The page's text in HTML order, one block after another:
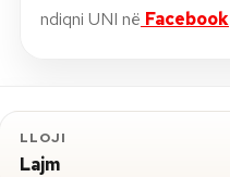
ndiqni UNI në Facebook
LLOJI
Lajm